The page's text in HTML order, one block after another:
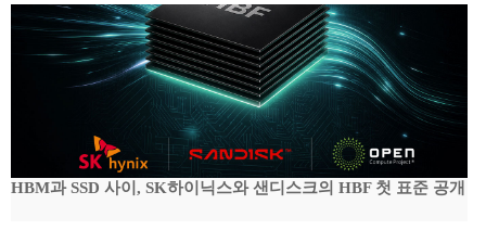
HBM과 SSD 사이, SK하이닉스와 샌디스크의 HBF 첫 표준 공개